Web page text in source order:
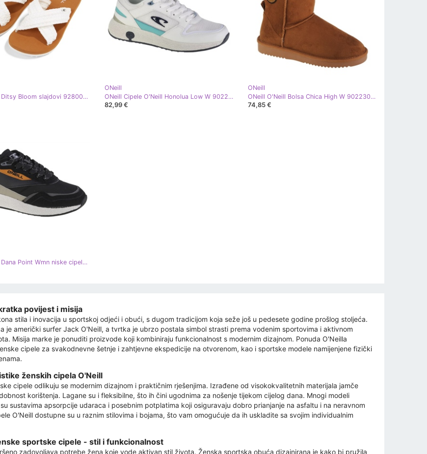
ONeill O'Neill Ditsy Bloom slajdovi 92800613214 bijela
ONeill
ONeill Cipele O'Neill Honolua Low W 90221008-1FG bijela
82,99 €
ONeill
ONeill O'Neill Bolsa Chica High W 90223010-34B smeđa
74,85 €
ONeill O'Neill Dana Point Wmn niske cipele 90223004-25Y crna
povijest i misija
stila i inovacija u sportskoj odjeći i obući, s dugom tradicijom koja seže još u pedesete godine prošlog stoljeća.
je američki surfer Jack O'Neill, a tvrtka je ubrzo postala simbol strasti prema vodenim sportovima i aktivnom
Misija marke je ponuditi proizvode koji kombiniraju funkcionalnost s modernim dizajnom. Ponuda O'Neilla
cipele za svakodnevne šetnje i zahtjevne ekspedicije na otvorenom, kao i sportske modele namijenjene fizički
ženskih cipela O'Neill
cipele odlikuju se modernim dizajnom i praktičnim rješenjima. Izrađene od visokokvalitetnih materijala jamče
korištenja. Lagane su i fleksibilne, što ih čini ugodnima za nošenje tijekom cijelog dana. Mnogi modeli
sustavima apsorpcije udaraca i posebnim potplatima koji osiguravaju dobro prianjanje na asfaltu i na neravnom
O'Neill dostupne su u raznim stilovima i bojama, što vam omogućuje da ih uskladite sa svojim individualnim
sportske cipele - stil i funkcionalnost
zadovoljava potrebe žena koje vode aktivan stil života. Ženska sportska obuća dizajnirana je kako bi pružila